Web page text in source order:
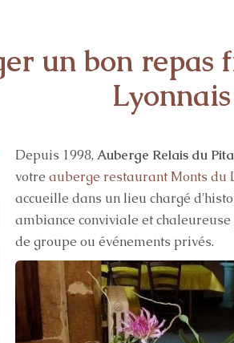
un bon repas
Lyonnais
Depuis 1998, Auberge Relais du
votre auberge restaurant Monts du
accueille dans un lieu chargé
ambiance conviviale et
de groupe ou événements privés.